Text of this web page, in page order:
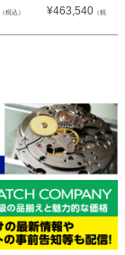
（税込）
¥463,540 （税込）